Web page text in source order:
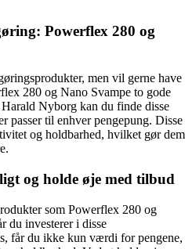
Powerflex 280 og
men vil gerne have
280 og Nano Svampe to gode
Nyborg kan du finde disse
passer til enhver pengepung. Disse
og holdbarhed, hvilket gør dem
og holde øje med tilbud
som Powerflex 280 og
du investerer i disse
får du ikke kun værdi for pengene,